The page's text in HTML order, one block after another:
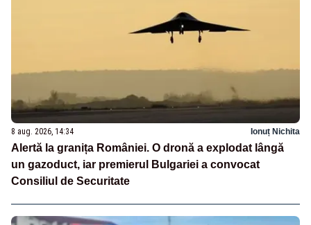
8 aug. 2026, 14:34 Ionuț Nichita
Alertă la granița României. O dronă a explodat lângă
un gazoduct, iar premierul Bulgariei a convocat
Consiliul de Securitate